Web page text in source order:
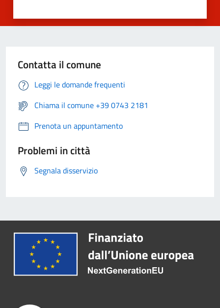
Contatta il comune
Leggi le domande frequenti
Chiama il comune +39 0743 2181
Prenota un appuntamento
Problemi in città
Segnala disservizio